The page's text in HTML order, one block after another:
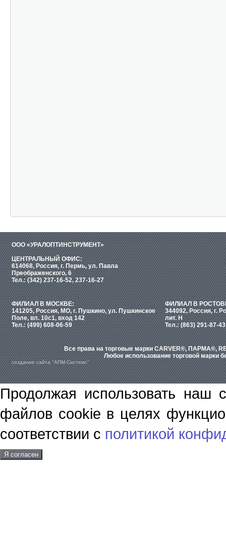
ООО «УРАЛОПТИНСТРУМЕНТ»
ЦЕНТРАЛЬНЫЙ ОФИС:
614068, Россия, г. Пермь, ул. Павла
Преображенского, 6
Тел.: (342) 237-16-52, 237-16-27
ФИЛИАЛ В МОСКВЕ:
141205, Россия, МО, г. Пушкино, ул. Пушкинское
Поле, вл. 10с1, вход 142
Тел.: (499) 608-06-59
ФИЛИАЛ В
344092, Россия, г.
лит. Н
Тел.: (863) 291-87-43
Все права на торговые марки CARVER®, ПАРМА®,
Любое использование торговой марки
создание сайта "АПМ-Системс"
Продолжая использовать наш
файлов cookie в целях
соответствии с политикой
Я согласен